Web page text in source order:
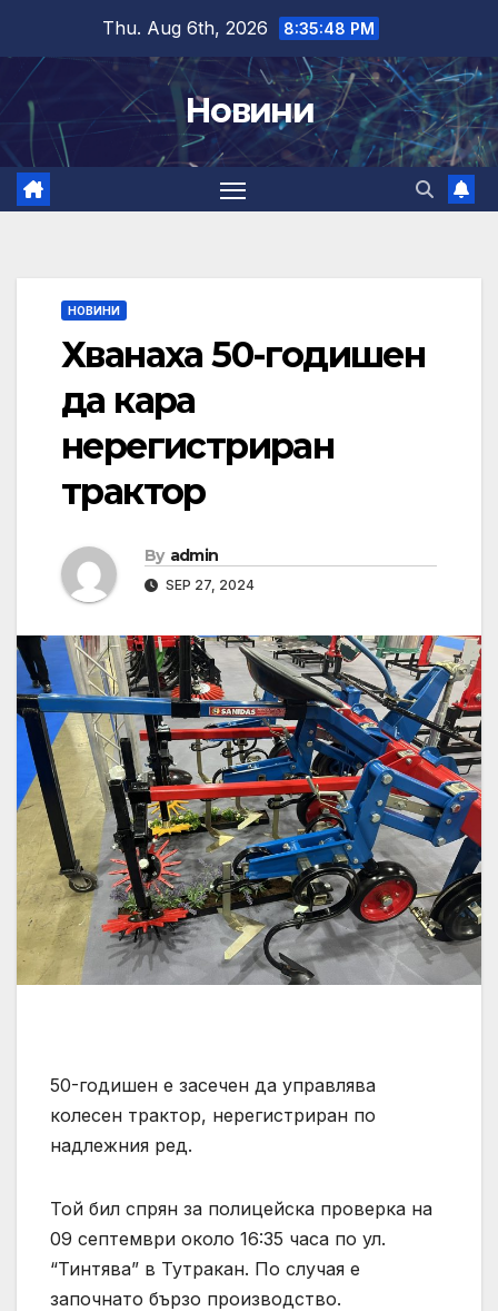
content
Thu. Aug 6th, 2026 8:35:49 PM
Новини
НОВИНИ
Хванаха 50-годишен
да кара
нерегистриран
трактор
By admin
SEP 27, 2024
50-годишен е засечен да управлява
колесен трактор, нерегистриран по
надлежния ред.
Той бил спрян за полицейска проверка на
09 септември около 16:35 часа по ул.
“Тинтява” в Тутракан. По случая е
започнато бързо производство.